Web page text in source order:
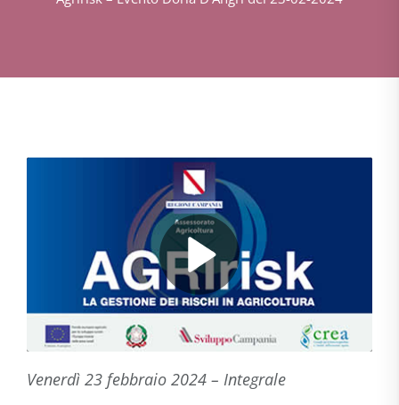
Venerdì 23 febbraio 2024 – Integrale